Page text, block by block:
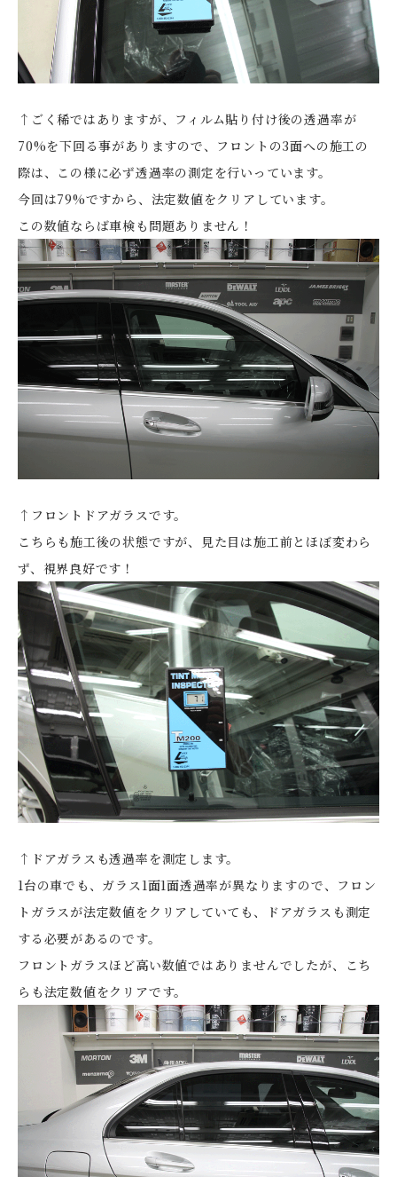
↑ごく稀ではありますが、フィルム貼り付け後の透過率が
70%を下回る事がありますので、フロントの3面への施工の
際は、この様に必ず透過率の測定を行いっています。
今回は79%ですから、法定数値をクリアしています。
この数値ならば車検も問題ありません！
↑フロントドアガラスです。
こちらも施工後の状態ですが、見た目は施工前とほぼ変わら
ず、視界良好です！
↑ドアガラスも透過率を測定します。
1台の車でも、ガラス1面1面透過率が異なりますので、フロン
トガラスが法定数値をクリアしていても、ドアガラスも測定
する必要があるのです。
フロントガラスほど高い数値ではありませんでしたが、こち
らも法定数値をクリアです。